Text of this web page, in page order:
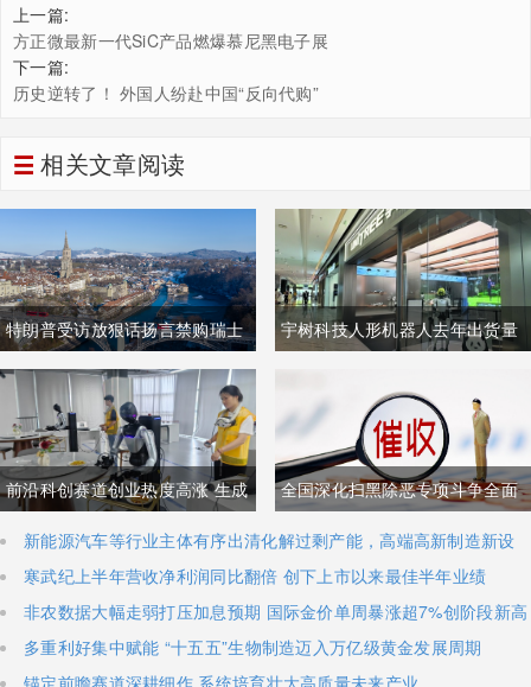
上一篇:
方正微最新一代SiC产品燃爆慕尼黑电子展
下一篇:
历史逆转了！ 外国人纷赴中国“反向代购”
相关文章阅读
特朗普受访放狠话扬言禁购瑞士
商品抹平贸易逆差 双方贸易数据
与经贸纽带实际情况反差明显
宇树科技人形机器人去年出货量
加码核心技术研发
前沿科创赛道创业热度高涨 生成
式AI与人形机器人加速培育全新
增长极
全国深化扫黑除恶专项斗争全面
铺开 河南锁定十类新型涉网涉软
暴力黑恶犯罪精准严打
新能源汽车等行业主体有序出清化解过剩产能，高端高新制造新设
寒武纪上半年营收净利润同比翻倍 创下上市以来最佳半年业绩
非农数据大幅走弱打压加息预期 国际金价单周暴涨超7%创阶段新高
多重利好集中赋能 “十五五”生物制造迈入万亿级黄金发展周期
锚定前瞻赛道深耕细作 系统培育壮大高质量未来产业